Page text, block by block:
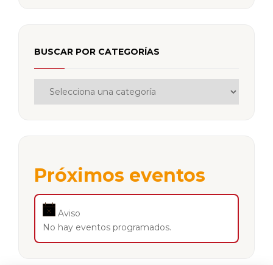
BUSCAR POR CATEGORÍAS
Próximos eventos
Aviso
No hay eventos programados.